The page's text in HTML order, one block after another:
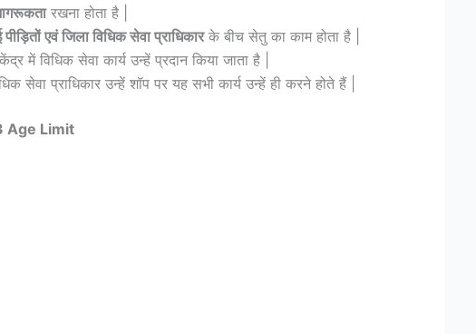
रखना होता है |
एवं जिला विधिक सेवा प्राधिकारके बीच सेतु का काम होता है |
में विधिक सेवा कार्य उन्हें प्रदान किया जाता है |
सेवा प्राधिकार उन्हें शॉप पर यह सभी कार्य उन्हें ही करने होते हैं |
Age Limit